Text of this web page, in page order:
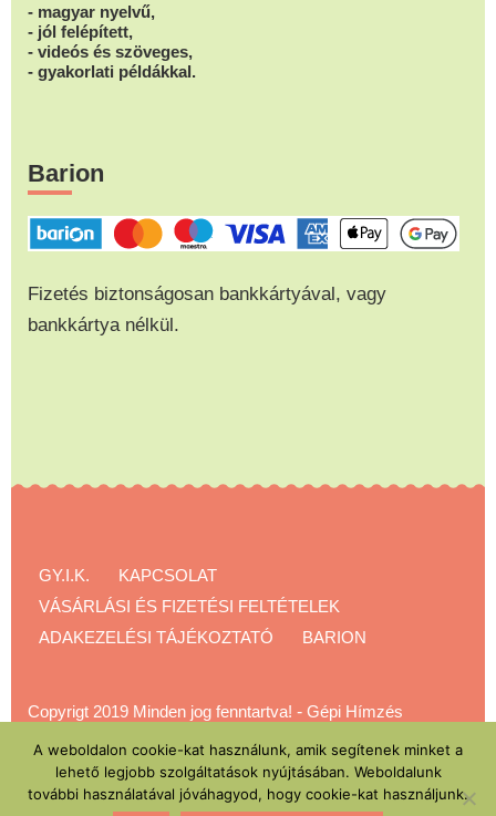
- magyar nyelvű,
- jól felépített,
- videós és szöveges,
- gyakorlati példákkal.
Barion
Fizetés biztonságosan bankkártyával, vagy
bankkártya nélkül.
GY.I.K.
KAPCSOLAT
VÁSÁRLÁSI ÉS FIZETÉSI FELTÉTELEK
ADAKEZELÉSI TÁJÉKOZTATÓ
BARION
Copyrigt 2019 Minden jog fenntartva! - Gépi Hímzés
A weboldalon cookie-kat használunk, amik segítenek minket a
lehető legjobb szolgáltatások nyújtásában. Weboldalunk
további használatával jóváhagyod, hogy cookie-kat használjunk.